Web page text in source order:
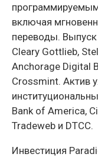
включая
переводы.
Cleary Gottlieb,
Anchorage Digital
Crossmint. Актив
Bank of America,
Tradeweb и DTCC.
Инвестиция